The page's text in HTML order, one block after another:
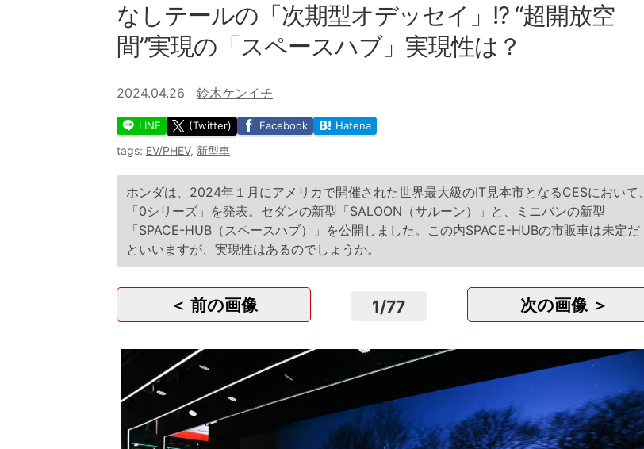
なしテールの「次期型オデッセイ」!? “超開放空
間”実現の「スペースハブ」実現性は？
2024.04.26 鈴木ケンイチ
LINE (Twitter) Facebook Hatena
tags: EV/PHEV, 新型車
ホンダは、2024年１月にアメリカで開催された世界最大級のIT見本市となるCESにおいて、
「0シリーズ」を発表。セダンの新型「SALOON（サルーン）」と、ミニバンの新型
「SPACE-HUB（スペースハブ）」を公開しました。この内SPACE-HUBの市販車は未定だ
といいますが、実現性はあるのでしょうか。
＜ 前の画像 1/77 次の画像 ＞